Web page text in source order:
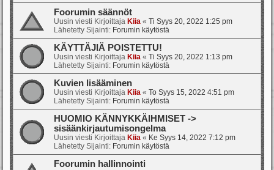
Foorumin säännöt
Uusin viesti Kirjoittaja Kiia « Ti Syys 20, 2022 1:25 pm
Lähetetty Sijainti: Forumin käytöstä
KÄYTTÄJIÄ POISTETTU!
Uusin viesti Kirjoittaja Kiia « Ti Syys 20, 2022 1:13 pm
Lähetetty Sijainti: Forumin käytöstä
Kuvien lisääminen
Uusin viesti Kirjoittaja Kiia « To Syys 15, 2022 4:51 pm
Lähetetty Sijainti: Forumin käytöstä
HUOMIO KÄNNYKKÄIHMISET ->
sisäänkirjautumisongelma
Uusin viesti Kirjoittaja Kiia « Ke Syys 14, 2022 7:12 pm
Lähetetty Sijainti: Forumin käytöstä
Foorumin hallinnointi